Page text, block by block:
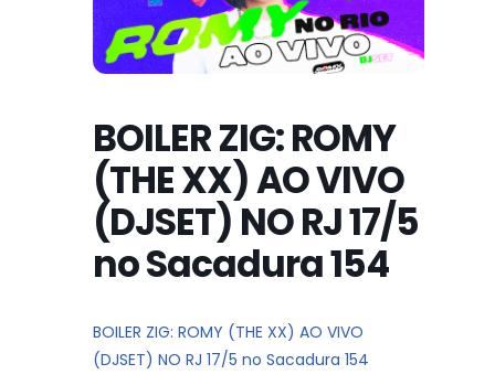
BOILER ZIG: ROMY
(THE XX) AO VIVO
(DJSET) NO RJ 17/5
no Sacadura 154
BOILER ZIG: ROMY (THE XX) AO VIVO
(DJSET) NO RJ 17/5 no Sacadura 154